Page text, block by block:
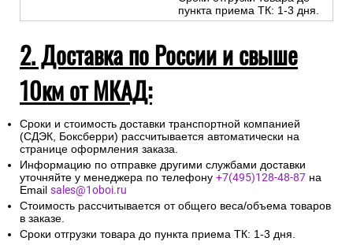
пункта приема ТК: 1-3 дня.
2. Доставка по России и свыше
10км от МКАД:
Сроки и стоимость доставки транспортной компанией
(СДЭК, Боксберри) рассчитывается автоматически на
странице оформления заказа.
Информацию по отправке другими службами доставки
уточняйте у менеджера по телефону +7(495)128-48-87 на
Email sales@1oboi.ru
Стоимость рассчитывается от общего веса/объема товаров
в заказе.
Сроки отгрузки товара до пункта приема ТК: 1-3 дня.